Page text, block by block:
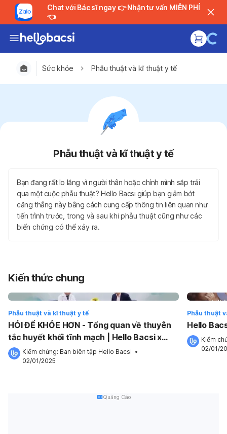
Chat với Bác sĩ ngay 👉 Nhận tư vấn MIỄN PHÍ
👈
Sức khỏe Phẫu thuật và kĩ thuật y tế
Phẫu thuật và kĩ thuật y tế
Bạn đang rất lo lắng vì người thân hoặc chính mình sắp trải
qua một cuộc phẫu thuật? Hello Bacsi giúp bạn giảm bớt
căng thẳng này bằng cách cung cấp thông tin liên quan như
tiến trình trước, trong và sau khi phẫu thuật cũng như các
biến chứng có thể xảy ra.
Kiến thức chung
Phẫu thuật và kĩ thuật y tế
HỎI ĐỂ KHỎE HƠN - Tổng quan về thuyên
tắc huyết khối tĩnh mạch | Hello Bacsi x
SANOFIKiểm chứng: Ban biên tập Hello Bacsi •
02/01/2025
Phẫu thuật
Hello
Kiểm
02/01/
Quảng Cáo